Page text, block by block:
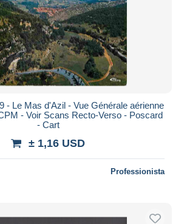
- Le Mas d'Azil - Vue Générale aérienne
- Voir Scans Recto-Verso - Poscard
- Cart
± 1,16 USD
Professionista